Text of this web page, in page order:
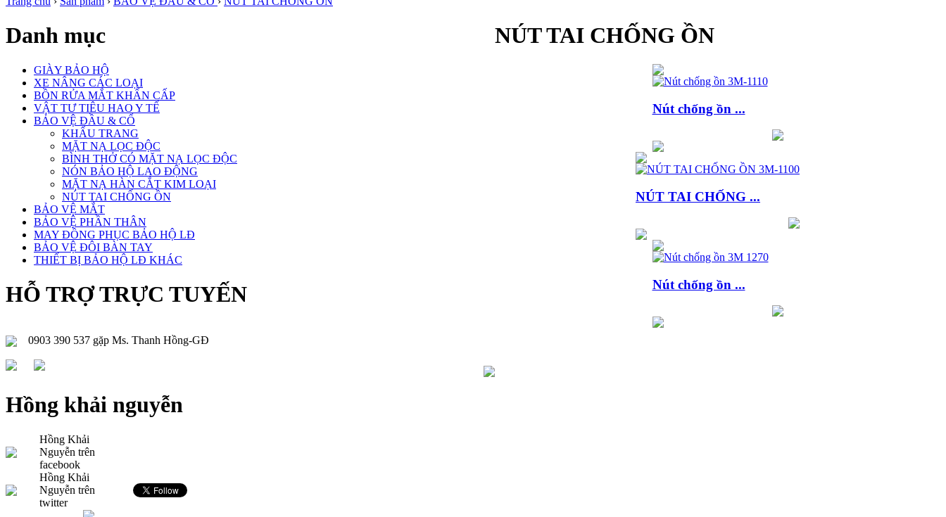
Danh mục
GIÀY BẢO HỘ
XE NÂNG CÁC LOẠI
BỒN RỬA MẮT KHẨN CẤP
VẬT TƯ TIÊU HAO Y TẾ
BẢO VỆ ĐẦU & CỔ
KHẨU TRANG
MẶT NẠ LỌC ĐỘC
BÌNH THỞ CÓ MẶT NẠ LỌC ĐỘC
NÓN BẢO HỘ LAO ĐỘNG
MẶT NẠ HÀN CẮT KIM LOẠI
NÚT TAI CHỐNG ỒN
BẢO VỆ MẮT
BẢO VỆ PHẦN THÂN
MAY ĐỒNG PHỤC BẢO HỘ LĐ
BẢO VỆ ĐÔI BÀN TAY
THIẾT BỊ BẢO HỘ LĐ KHÁC
HỖ TRỢ TRỰC TUYẾN
0903 390 537 gặp Ms. Thanh Hồng-GĐ
Hồng khải nguyễn
Hồng Khải
Nguyễn trên
facebook
Hồng Khải
Nguyễn trên
twitter
NÚT TAI CHỐNG ỒN
Nút chống ồn ...
NÚT TAI CHỐNG ...
Nút chống ồn ...